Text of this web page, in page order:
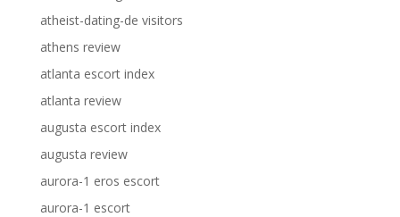
atheist-dating-de visitors
athens review
atlanta escort index
atlanta review
augusta escort index
augusta review
aurora-1 eros escort
aurora-1 escort